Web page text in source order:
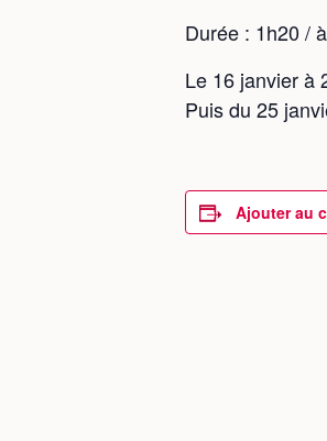
Durée : 1h20 /
Le 16 janvier à
Puis du 25
Ajouter au